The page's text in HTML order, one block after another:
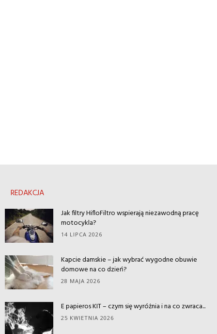
REDAKCJA
Jak filtry HifloFiltro wspierają niezawodną pracę
motocykla?
14 LIPCA 2026
Kapcie damskie – jak wybrać wygodne obuwie
domowe na co dzień?
28 MAJA 2026
E papieros KIT – czym się wyróżnia i na co zwraca...
25 KWIETNIA 2026